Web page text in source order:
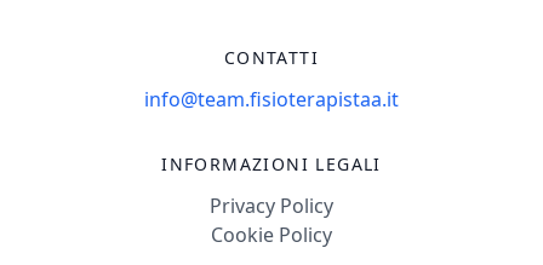
CONTATTI
info@team.fisioterapistaa.it
INFORMAZIONI LEGALI
Privacy Policy
Cookie Policy